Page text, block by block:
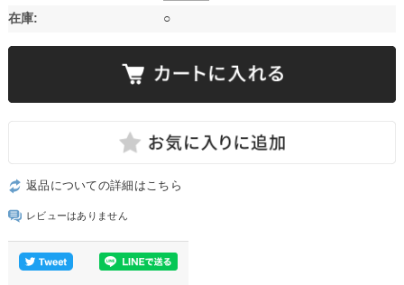
在庫: ○
返品についての詳細はこちら
レビューはありません